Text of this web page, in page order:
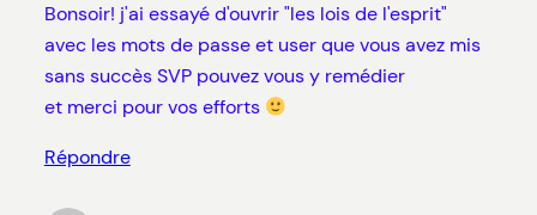
Bonsoir! j'ai essayé d'ouvrir "les lois de l'esprit"
avec les mots de passe et user que vous avez mis
sans succès SVP pouvez vous y remédier
et merci pour vos efforts
Répondre